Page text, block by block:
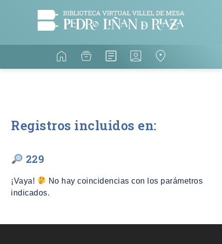
Registros incluidos en:
229
¡Vaya!
No hay coincidencias con los parámetros
indicados.